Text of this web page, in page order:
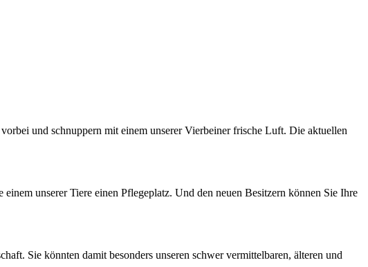
und schnuppern mit einem unserer Vierbeiner frische Luft. Die aktuellen
unserer Tiere einen Pflegeplatz. Und den neuen Besitzern können Sie Ihre
Sie könnten damit besonders unseren schwer vermittelbaren, älteren und